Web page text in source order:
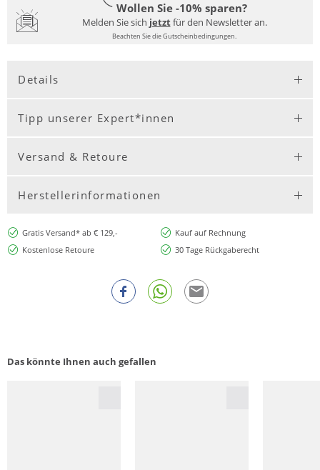
Wollen Sie -10% sparen?
Melden Sie sich jetztfür den Newsletter an.
Beachten Sie die Gutscheinbedingungen.
Details
Tipp unserer Expert*innen
Versand & Retoure
Herstellerinformationen
Gratis Versand* ab € 129,-
Kauf auf Rechnung
Kostenlose Retoure
30 Tage Rückgaberecht
Das könnte Ihnen auch gefallen